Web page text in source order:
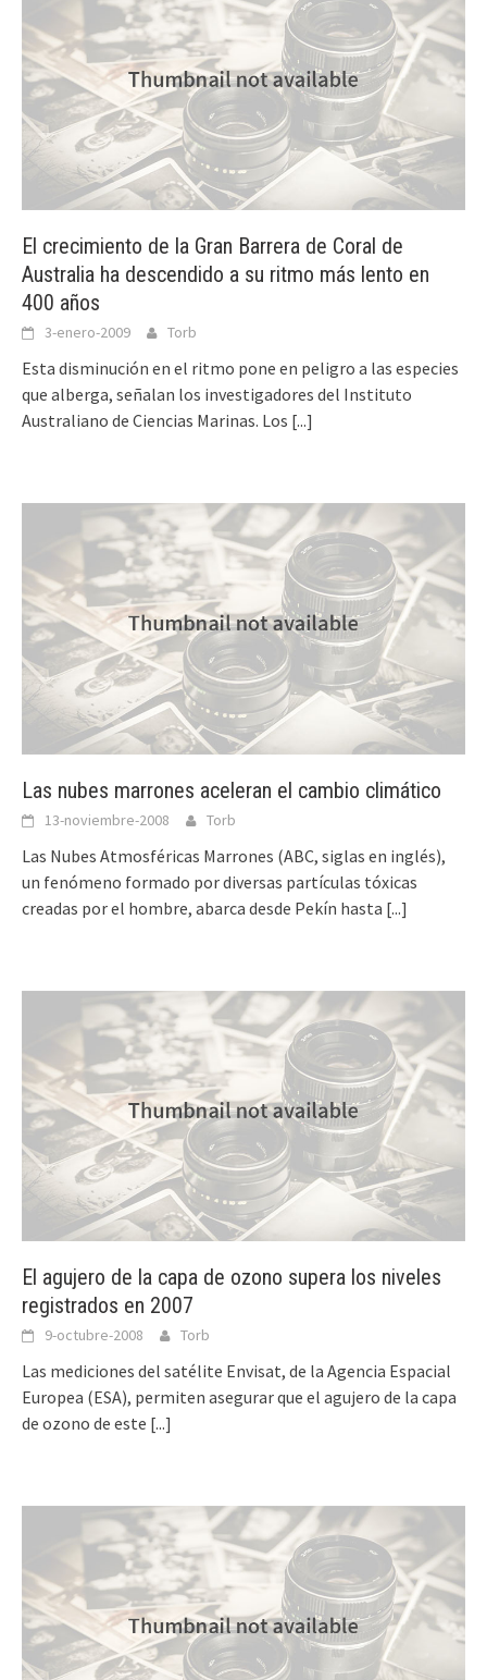
El crecimiento de la Gran Barrera de Coral de
Australia ha descendido a su ritmo más lento en
400 años
3-enero-2009 Torb
Esta disminución en el ritmo pone en peligro a las especies
que alberga, señalan los investigadores del Instituto
Australiano de Ciencias Marinas. Los [...]
Las nubes marrones aceleran el cambio climático
13-noviembre-2008 Torb
Las Nubes Atmosféricas Marrones (ABC, siglas en inglés),
un fenómeno formado por diversas partículas tóxicas
creadas por el hombre, abarca desde Pekín hasta [...]
El agujero de la capa de ozono supera los niveles
registrados en 2007
9-octubre-2008 Torb
Las mediciones del satélite Envisat, de la Agencia Espacial
Europea (ESA), permiten asegurar que el agujero de la capa
de ozono de este [...]